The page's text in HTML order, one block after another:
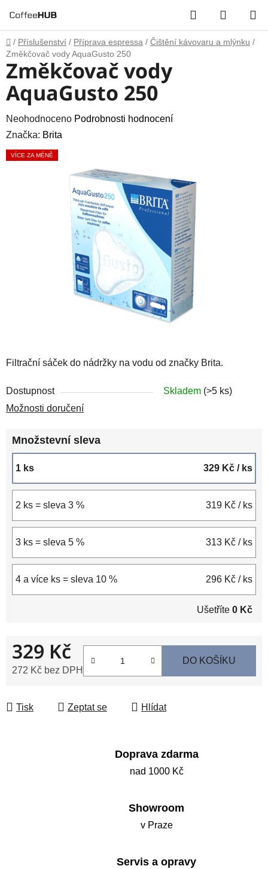
na
obsah
Hledat
KOŠÍK
Domů
/ Příslušenství / Příprava espressa / Čištění kávovaru a mlýnku /
Změkčovač vody AquaGusto 250
Filtrační sáček do nádržky na vodu od značky Brita.
Dostupnost Skladem (>5 ks)
Možnosti doručení
Množstevní sleva
1 ks 329 Kč / ks
2 ks = sleva 3 % 319 Kč / ks
3 ks = sleva 5 % 313 Kč / ks
4 a více ks = sleva 10 % 296 Kč / ks
Ušetříte 0 Kč
329 Kč
272 Kč bez DPH
DO KOŠÍKU
Tisk Zeptat se Hlídat
Změkčovač vody
AquaGusto 250
Průměrné
hodnocení
produktu
Neohodnoceno Podrobnosti hodnocení
Značka: Brita
VÍCE ZA MÉNĚ
Doprava zdarma
nad 1000 Kč
Showroom
v Praze
Servis a opravy